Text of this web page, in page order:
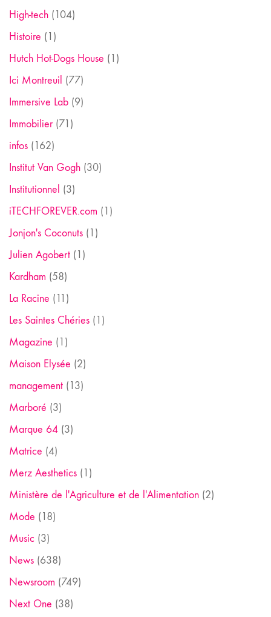
High-tech (104)
Histoire (1)
Hutch Hot-Dogs House (1)
Ici Montreuil (77)
Immersive Lab (9)
Immobilier(71)
infos (162)
Institut Van Gogh (30)
Institutionnel (3)
iTECHFOREVER.com (1)
Jonjon's Coconuts (1)
Julien Agobert (1)
Kardham (58)
La Racine (11)
Les Saintes Chéries (1)
Magazine (1)
Maison Elysée (2)
management (13)
Marboré (3)
Marque 64 (3)
Matrice (4)
Merz Aesthetics (1)
Ministère de l'Agriculture et de l'Alimentation (2)
Mode (18)
Music (3)
News (638)
Newsroom (749)
Next One (38)